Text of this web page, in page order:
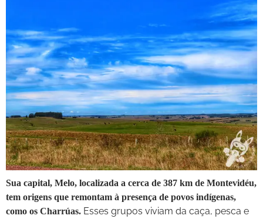
Sua capital, Melo, localizada a cerca de 387 km de Montevidéu,
tem origens que remontam à presença de povos indígenas,
como os Charrúas. Esses grupos viviam da caça, pesca e